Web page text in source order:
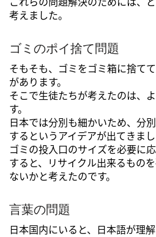
考えました。
ゴミのポイ捨て問題
そもそも、ゴミをゴミ箱に捨て
があります。
そこで生徒たちが考えたのは、
す。
日本では分別も細かいため、分
するというアイデアが出てきまし
ゴミの投入口のサイズを必要に
すると、リサイクル出来るもの
ないかと考えたのです。
言葉の問題
日本国内にいると、日本語が理